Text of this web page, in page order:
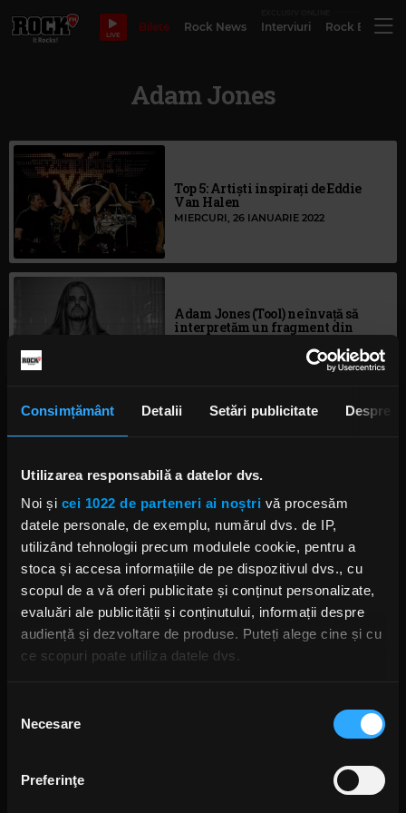
Consimțământ Detalii Setări publicitate Despre
Utilizarea responsabilă a datelor dvs.
Noi și cei 1022 de parteneri ai noștri vă procesăm
datele personale, de exemplu, numărul dvs. de IP,
utilizând tehnologii precum modulele cookie, pentru a
stoca și accesa informațiile de pe dispozitivul dvs., cu
scopul de a vă oferi publicitate și conținut personalizate,
evaluări ale publicității și conținutului, informații despre
audiență și dezvoltare de produse. Puteți alege cine și cu
ce scopuri poate utiliza datele dvs.
Să colectăm informațiile cu privire la locația dvs.
Să vă identificăm dispozitivul scanândul-l în mod
activ după caracteristici specifice (amprentare)
consimțământului
Necesare
Preferinţe
LIVE
Bilete Rock News Interviuri Rock
Adam Jones
Top 5: Artiști inspirați de Eddie
Van Halen
MIERCURI, 26 IANUARIE 2022
Adam Jones (Tool) ne învață să
interpretăm un fragment din
„Pneuma”
VINERI, 21 FEBRUARIE 2020
Mama lui Tom Morello a fost
diriginta chitaristului Adam
Jones (Tool)
MIERCURI, 4 SEPTEMBRIE 2019
declară că procesul de compoziție
pentru „Fear Inoculum” a fost